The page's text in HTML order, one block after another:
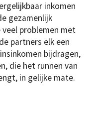
inkomen
gezamenlijk
problemen met
partners elk een
bijdragen,
die het runnen van
in gelijke mate.